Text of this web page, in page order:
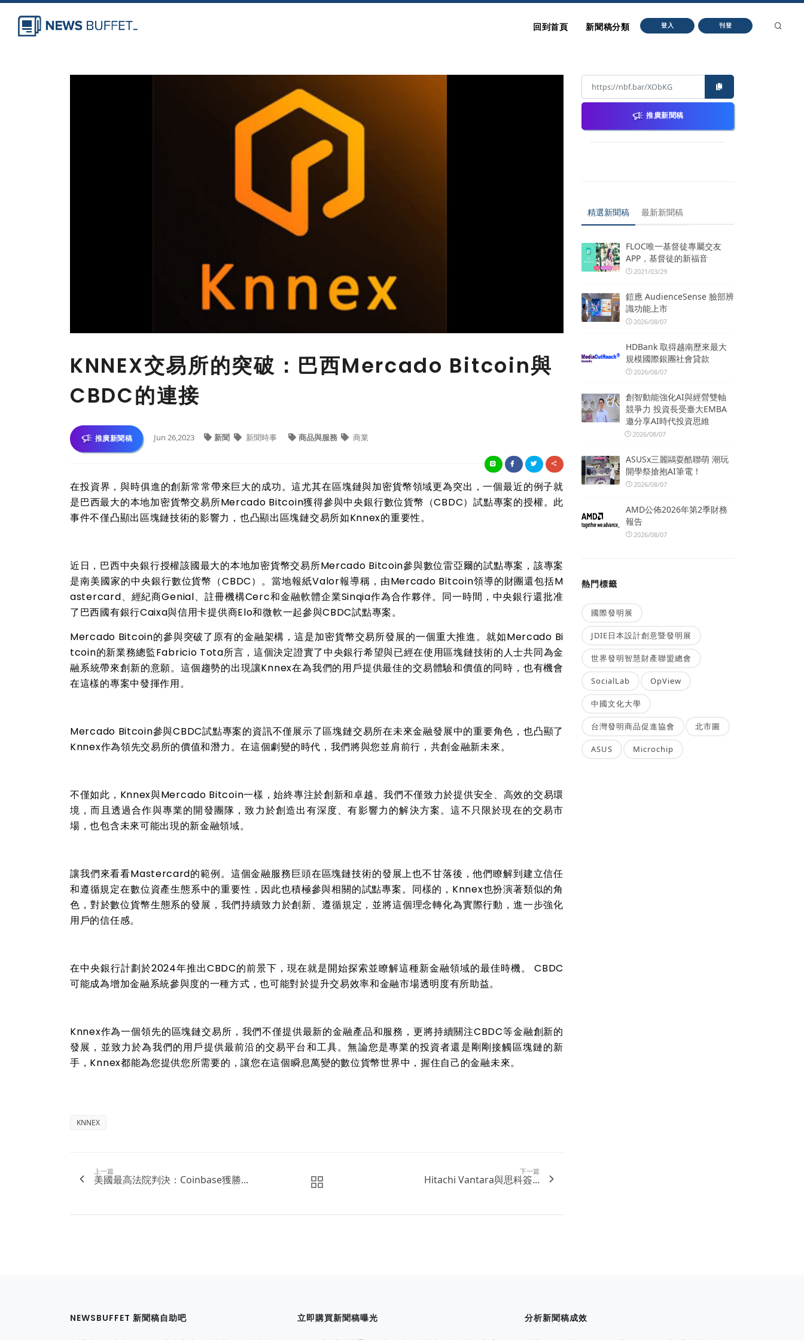
回到首頁 新聞稿分類 登入 刊登
KNNEX交易所的突破：巴西Mercado Bitcoin與
CBDC的連接
推廣新聞稿 Jun 26,2023 新聞 新聞時事 商品與服務 商業
在投資界，與時俱進的創新常常帶來巨大的成功。這尤其在區塊鏈與加密貨幣領域更為突出，一個最近的例子就
是巴西最大的本地加密貨幣交易所Mercado Bitcoin獲得參與中央銀行數位貨幣（CBDC）試點專案的授權。此
事件不僅凸顯出區塊鏈技術的影響力，也凸顯出區塊鏈交易所如Knnex的重要性。
近日，巴西中央銀行授權該國最大的本地加密貨幣交易所Mercado Bitcoin參與數位雷亞爾的試點專案，該專案
是南美國家的中央銀行數位貨幣（CBDC）。當地報紙Valor報導稱，由Mercado Bitcoin領導的財團還包括M
astercard、經紀商Genial、註冊機構Cerc和金融軟體企業Sinqia作為合作夥伴。同一時間，中央銀行還批准
了巴西國有銀行Caixa與信用卡提供商Elo和微軟一起參與CBDC試點專案。
Mercado Bitcoin的參與突破了原有的金融架構，這是加密貨幣交易所發展的一個重大推進。就如Mercado Bi
tcoin的新業務總監Fabricio Tota所言，這個決定證實了中央銀行希望與已經在使用區塊鏈技術的人士共同為金
融系統帶來創新的意願。這個趨勢的出現讓Knnex在為我們的用戶提供最佳的交易體驗和價值的同時，也有機會
在這樣的專案中發揮作用。
Mercado Bitcoin參與CBDC試點專案的資訊不僅展示了區塊鏈交易所在未來金融發展中的重要角色，也凸顯了
Knnex作為領先交易所的價值和潛力。在這個劇變的時代，我們將與您並肩前行，共創金融新未來。
不僅如此，Knnex與Mercado Bitcoin一樣，始終專注於創新和卓越。我們不僅致力於提供安全、高效的交易環
境，而且透過合作與專業的開發團隊，致力於創造出有深度、有影響力的解決方案。這不只限於現在的交易市
場，也包含未來可能出現的新金融領域。
讓我們來看看Mastercard的範例。這個金融服務巨頭在區塊鏈技術的發展上也不甘落後，他們瞭解到建立信任
和遵循規定在數位資產生態系中的重要性，因此也積極參與相關的試點專案。同樣的，Knnex也扮演著類似的角
色，對於數位貨幣生態系的發展，我們持續致力於創新、遵循規定，並將這個理念轉化為實際行動，進一步強化
用戶的信任感。
在中央銀行計劃於2024年推出CBDC的前景下，現在就是開始探索並瞭解這種新金融領域的最佳時機。 CBDC
可能成為增加金融系統參與度的一種方式，也可能對於提升交易效率和金融市場透明度有所助益。
Knnex作為一個領先的區塊鏈交易所，我們不僅提供最新的金融產品和服務，更將持續關注CBDC等金融創新的
發展，並致力於為我們的用戶提供最前沿的交易平台和工具。無論您是專業的投資者還是剛剛接觸區塊鏈的新
手，Knnex都能為您提供您所需要的，讓您在這個瞬息萬變的數位貨幣世界中，握住自己的金融未來。
KNNEX
上一篇
美國最高法院判決：Coinbase獲勝...
下一篇
Hitachi Vantara與思科簽...
推廣新聞稿
精選新聞稿 最新新聞稿
FLOC唯一基督徒專屬交友
APP，基督徒的新福音
2021/03/29
鎧應 AudienceSense 臉部辨
識功能上市
2026/08/07
HDBank 取得越南歷來最大
規模國際銀團社會貸款
2026/08/07
創智動能強化AI與經營雙軸
競爭力 投資長受臺大EMBA
邀分享AI時代投資思維
2026/08/07
ASUSx三麗鷗耍酷聯萌 潮玩
開學祭搶抱AI筆電！
2026/08/07
AMD公佈2026年第2季財務
報告
2026/08/07
熱門標籤
國際發明展
JDIE日本設計創意暨發明展
世界發明智慧財產聯盟總會
SocialLab OpView
中國文化大學
台灣發明商品促進協會 北市圖
ASUS Microchip
NEWSBUFFET 新聞稿自助吧 立即購買新聞稿曝光 分析新聞稿成效